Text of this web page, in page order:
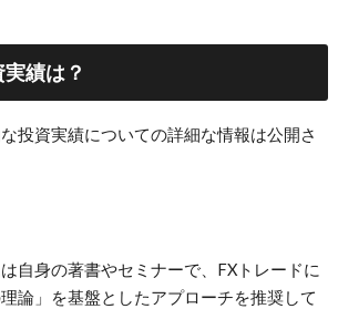
績は？
投資実績についての詳細な情報は公開さ
自身の著書やセミナーで、FXトレードに
論」を基盤としたアプローチを推奨して